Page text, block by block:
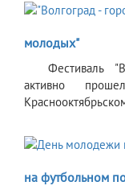
молодых"
Фестиваль
активно
на футбольном